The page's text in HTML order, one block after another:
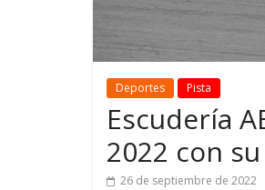
Deportes Pista
Escudería
2022 con
26 de septiembre de 2022